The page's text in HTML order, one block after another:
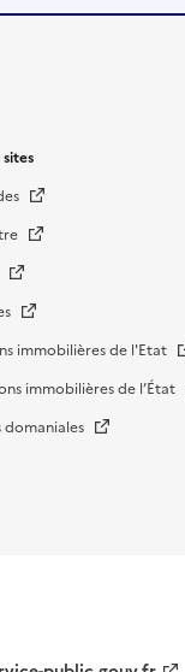
immobilières de l'Etat
immobilières de l’État
domaniales